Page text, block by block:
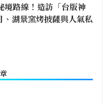
境路線！造訪「台版神
湖景窯烤披薩與人氣私